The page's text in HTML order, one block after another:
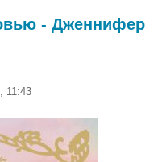
- Дженнифер
11:43